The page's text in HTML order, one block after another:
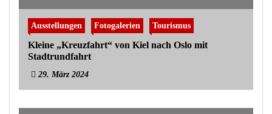
Ausstellungen Fotogalerien Tourismus
Kleine „Kreuzfahrt“ von Kiel nach Oslo mit
Stadtrundfahrt
29. März 2024